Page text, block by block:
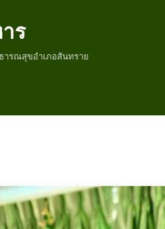
ร
ารณสุขอำเภอสันทราย